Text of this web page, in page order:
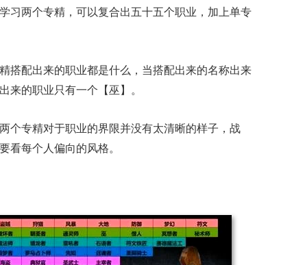
习两个专精，可以复合出五十五个职业，加上单专
搭配出来的职业都是什么，当搭配出来的名称出来
来的职业只有一个【巫】。
个专精对于职业的界限并没有太清晰的样子，战
看每个人偏向的风格。